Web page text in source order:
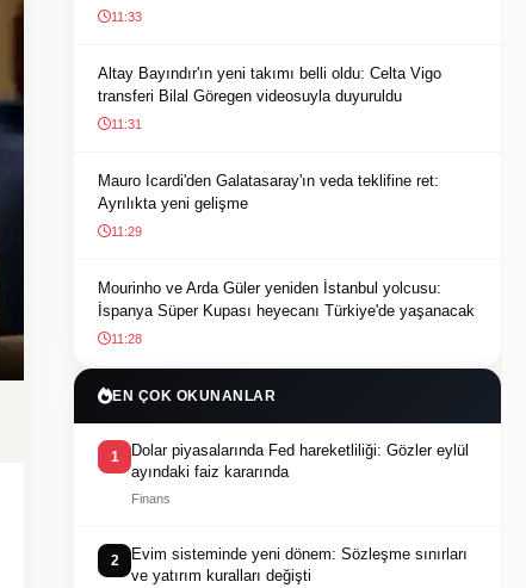
11:33
Altay Bayındır'ın yeni takımı belli oldu: Celta Vigo
transferi Bilal Göregen videosuyla duyuruldu
11:31
Mauro Icardi'den Galatasaray'ın veda teklifine ret:
Ayrılıkta yeni gelişme
11:29
Mourinho ve Arda Güler yeniden İstanbul yolcusu:
İspanya Süper Kupası heyecanı Türkiye'de yaşanacak
11:28
EN ÇOK OKUNANLAR
1
Dolar piyasalarında Fed hareketliliği: Gözler eylül
ayındaki faiz kararında
Finans
2
Evim sisteminde yeni dönem: Sözleşme sınırları
ve yatırım kuralları değişti